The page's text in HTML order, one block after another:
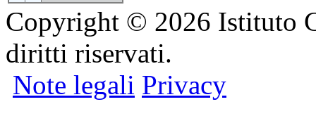
Copyright © 2026 Istituto
diritti riservati.
Note legali Privacy